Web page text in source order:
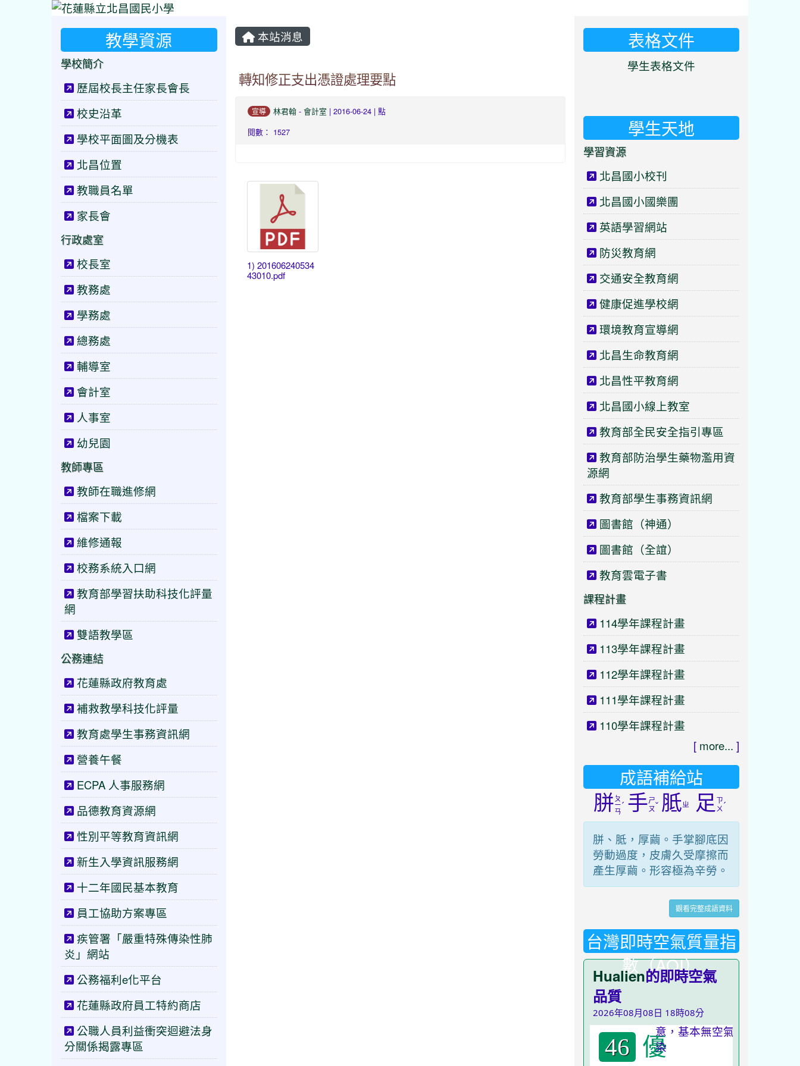
本站消息
轉知修正支出憑證處理要點
宣導 林君翰- 會計室 | 2016-06-24 | 點
閱數： 1527
1) 201606240534
43010.pdf
教學資源
學校簡介
歷屆校長主任家長會長
校史沿革
學校平面圖及分機表
北昌位置
教職員名單
家長會
行政處室
校長室
教務處
學務處
總務處
輔導室
會計室
人事室
幼兒園
教師專區
教師在職進修網
檔案下載
維修通報
校務系統入口網
教育部學習扶助科技化評量
網
雙語教學區
公務連結
花蓮縣政府教育處
補救教學科技化評量
教育處學生事務資訊網
營養午餐
ECPA 人事服務網
品德教育資源網
性別平等教育資訊網
新生入學資訊服務網
十二年國民基本教育
員工協助方案專區
疾管署「嚴重特殊傳染性肺
炎」網站
公務福利e化平台
花蓮縣政府員工特約商店
公職人員利益衝突迴避法身
分關係揭露專區
表格文件
學生表格文件
學生天地
學習資源
北昌國小校刊
北昌國小國樂團
英語學習網站
防災教育網
交通安全教育網
健康促進學校網
環境教育宣導網
北昌生命教育網
北昌性平教育網
北昌國小線上教室
教育部全民安全指引專區
教育部防治學生藥物濫用資
源網
教育部學生事務資訊網
圖書館（神通）
圖書館（全誼）
教育雲電子書
課程計畫
114學年課程計畫
113學年課程計畫
112學年課程計畫
111學年課程計畫
110學年課程計畫
[ more... ]
成語補給站
胼ㄆ
ㄧ
ㄢ
ˊ 手ㄕ
ㄡˇ 胝ㄓ 足
ㄗ
ㄨˊ
胼、胝，厚繭。手掌腳底因
勞動過度，皮膚久受摩擦而
產生厚繭。形容極為辛勞。
觀看完整成語資料
台灣即時空氣質量指
數（AQI）
Hualien的即時空氣
品質
2026年08月08日 18時08分
46 優